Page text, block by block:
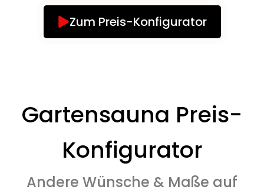
Zum Preis-Konfigurator
Gartensauna Preis-
Konfigurator
Andere Wünsche & Maße auf